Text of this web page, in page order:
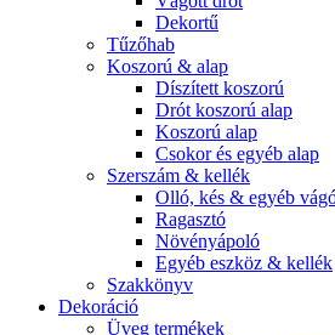
Dekortű
Tűzőhab
Koszorú & alap
Díszített koszorú
Drót koszorú alap
Koszorú alap
Csokor és egyéb alap
Szerszám & kellék
Olló, kés & egyéb
Ragasztó
Növényápoló
Egyéb eszköz & kellék
Szakkönyv
Dekoráció
Üveg termékek